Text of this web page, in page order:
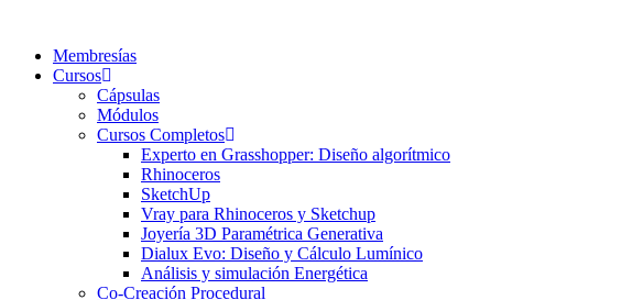
contenidoMembresías
Cursos
Cápsulas
Módulos
Cursos Completos
Experto en Grasshopper: Diseño algorítmico
Rhinoceros
SketchUp
Vray para Rhinoceros y Sketchup
Joyería 3D Paramétrica Generativa
Dialux Evo: Diseño y Cálculo Lumínico
Análisis y simulación Energética​
Co-Creación Procedural